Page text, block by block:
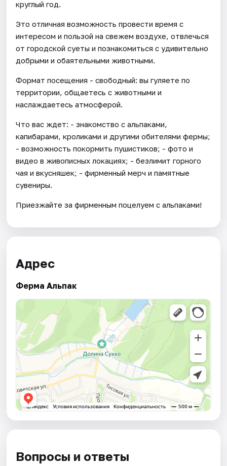
круглый год.
Это отличная возможность провести время с
интересом и пользой на свежем воздухе, отвлечься
от городской суеты и познакомиться с удивительно
добрыми и обаятельными животными.
Формат посещения - свободный: вы гуляете по
территории, общаетесь с животными и
наслаждаетесь атмосферой.
Что вас ждет: - знакомство с альпаками,
капибарами, кроликами и другими обителями фермы;
- возможность покормить пушистиков; - фото и
видео в живописных локациях; - безлимит горного
чая и вкусняшек; - фирменный мерч и памятные
сувениры.
Приезжайте за фирменным поцелуем с альпаками!
Адрес
Ферма Альпак
Вопросы и ответы